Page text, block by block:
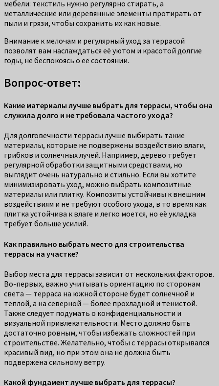
мебели: текстиль нужно регулярно стирать, а
металлические или деревянные элементы протирать от
пыли и грязи, чтобы сохранить их как новые.
Внимание к мелочам и регулярный уход за террасой
позволят вам наслаждаться её уютом и красотой долгие
годы, не беспокоясь о её состоянии.
Вопрос-ответ:
Какие материалы лучше выбрать для террасы, чтобы она
служила долго и не требовала частого ухода?
Для долговечности террасы лучше выбирать такие
материалы, которые не подвержены воздействию влаги,
грибков и солнечных лучей. Например, дерево требует
регулярной обработки защитными средствами, но
выглядит очень натурально и стильно. Если вы хотите
минимизировать уход, можно выбрать композитные
материалы или плитку. Композиты устойчивы к внешним
воздействиям и не требуют особого ухода, в то время как
плитка устойчива к влаге и легко моется, но её укладка
требует больше усилий.
Как правильно выбрать место для строительства
террасы на участке?
Выбор места для террасы зависит от нескольких факторов.
Во-первых, важно учитывать ориентацию по сторонам
света — терраса на южной стороне будет солнечной и
тёплой, а на северной — более прохладной и тенистой.
Также следует подумать о конфиденциальности и
визуальной привлекательности. Место должно быть
достаточно ровным, чтобы избежать сложностей при
строительстве. Желательно, чтобы с террасы открывался
красивый вид, но при этом она не должна быть
подвержена сильному ветру.
Какой фундамент лучше выбрать для террасы?